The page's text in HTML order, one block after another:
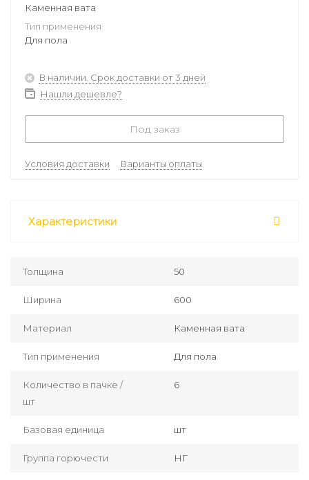
Каменная вата
Тип применения
Для пола
В наличии. Срок доставки от 3 дней
Нашли дешевле?
Под заказ
Условия доставки Варианты оплаты
Характеристики
Толщина 50
Ширина 600
Материал Каменная вата
Тип применения Для пола
Количество в пачке /
шт
6
Базовая единица шт
Группа горючести НГ